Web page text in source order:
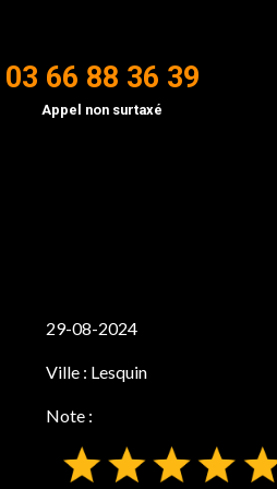
03 66 88 36 39
Appel non surtaxé
29-08-2024
Ville : Lesquin
Note :